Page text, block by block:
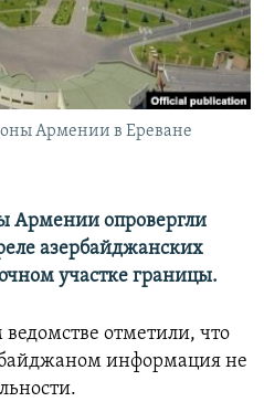
Армении в Ереване
Армении опровергли
азербайджанских
участке границы.
отметили, что
информация не